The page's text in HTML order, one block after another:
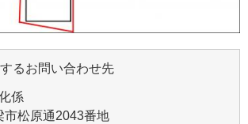
るお問い合わせ先
係
市松原通2043番地